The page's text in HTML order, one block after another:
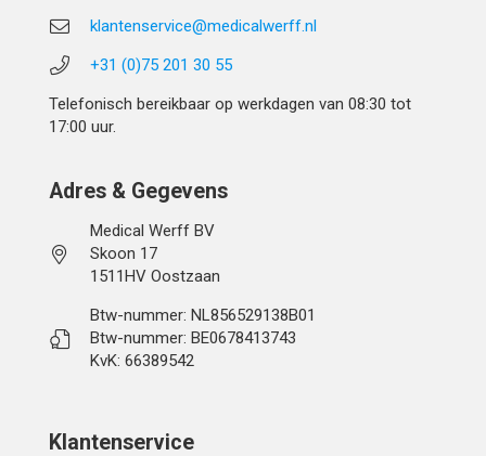
klantenservice@medicalwerff.nl
+31 (0)75 201 30 55
Telefonisch bereikbaar op werkdagen van 08:30 tot
17:00 uur.
Adres & Gegevens
Medical Werff BV
Skoon 17
1511HV Oostzaan
Btw-nummer: NL856529138B01
Btw-nummer: BE0678413743
KvK: 66389542
Klantenservice